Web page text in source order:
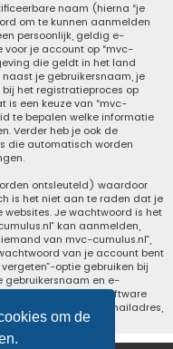
om de
naam (hierna “je
om te kunnen aanmelden
persoonlijk, geldig e-
je account op “mvc-
die geldt in het land
je gebruikersnaam, je
het registratieproces op
is een keuze van “mvc-
te bepalen welke informatie
Verder heb je ook de
die automatisch worden
ontsleuteld) waardoor
is het niet aan te raden dat je
Je wachtwoord is het
kan aanmelden,
van mvc-cumulus.nl”,
van je account bent
optie gebruiken bij
gebruikersnaam en e-
waarna de phpBB-software
opsturen naar het e-mailadres,